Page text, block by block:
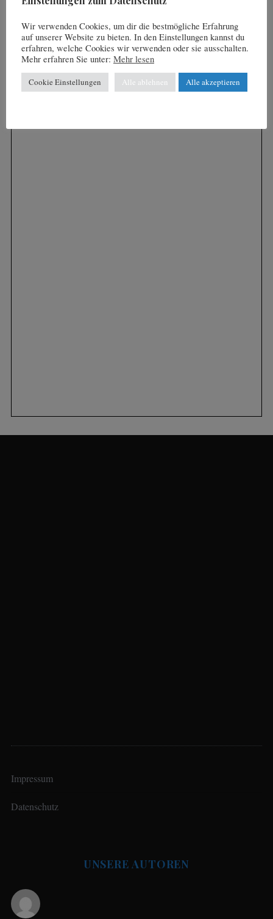
ABGEFAHREN in Serfaus-Fiss-
Kaiserwetter am Dreikönigstag
Impressum
Datenschutz
UNSERE AUTOREN
Wir verwenden Cookies, um dir die bestmögliche Erfahrung
auf unserer Website zu bieten. In den Einstellungen kannst du
erfahren, welche Cookies wir verwenden oder sie ausschalten.
Mehr erfahren Sie unter: Mehr lesen
Cookie Einstellungen Alle ablehnen Alle akzeptieren